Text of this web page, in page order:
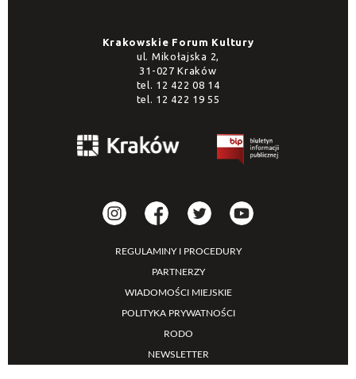
Krakowskie Forum Kultury
ul. Mikołajska 2,
31-027 Kraków
tel. 12 422 08 14
tel. 12 422 19 55
REGULAMINY I PROCEDURY
PARTNERZY
WIADOMOŚCI MIEJSKIE
POLITYKA PRYWATNOŚCI
RODO
NEWSLETTER